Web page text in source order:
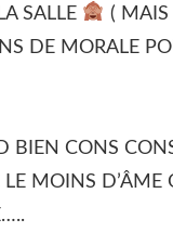
SALLE
( MAIS
DE MORALE
BIEN CONS
LE MOINS